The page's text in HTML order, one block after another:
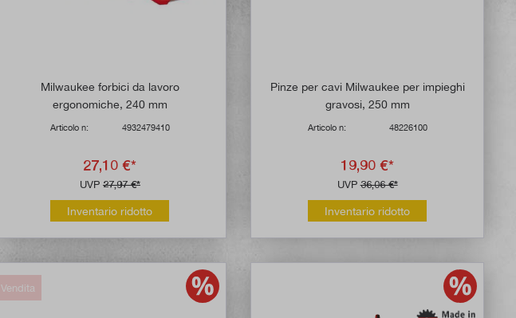
Milwaukee forbici da lavoro
ergonomiche, 240 mm
Articolo n: 4932479410
27,10 €*
UVP 27,97 €*
Inventario ridotto
Pinze per cavi Milwaukee per impieghi
gravosi, 250 mm
Articolo n: 48226100
19,90 €*
UVP36,06 €*
Inventario ridotto
Vendita